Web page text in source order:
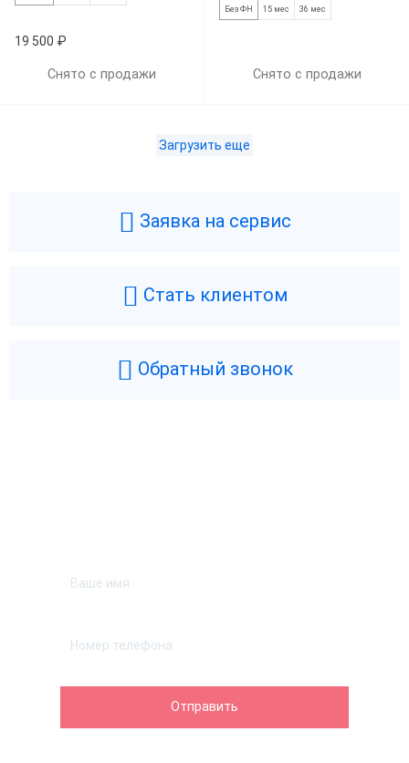
19 500 ₽
Снято с продажи
Без ФН 15 мес 36 мес
Снято с продажи
Загрузить еще
Заявка на сервис
Стать клиентом
Обратный звонок